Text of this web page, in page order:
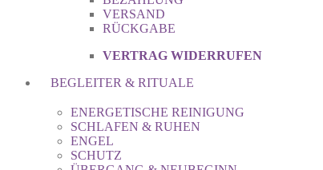
VERSAND
RÜCKGABE
VERTRAG WIDERRUFEN
BEGLEITER & RITUALE
ENERGETISCHE REINIGUNG
SCHLAFEN & RUHEN
ENGEL
SCHUTZ